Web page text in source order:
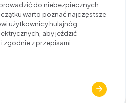
do niebezpiecznych
warto poznać najczęstsze
użytkownicy hulajnóg
aby jeździć
z przepisami.